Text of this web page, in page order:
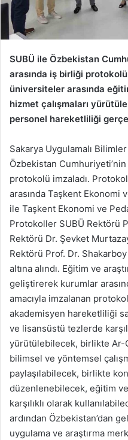
SUBÜ ile Özbekistan
arasında iş birliği
üniversiteler arasında
hizmet çalışmaları
personel hareketliliği
Sakarya Uygulamalı
Özbekistan
protokolü imzaladı.
arasında Taşkent Ekonomi
ile Taşkent Ekonomi ve
Protokoller SUBÜ Rektörü
Rektörü Dr. Şevket
Rektörü Prof. Dr.
altına alındı. Eğitim ve
geliştirerek kurumlar
amacıyla imzalanan
akademisyen hareketliliği
ve lisansüstü tezlerde
yürütülebilecek, birlikte Ar-
bilimsel ve yöntemsel
paylaşılabilecek, birlikte
düzenlenebilecek, eğitim
karşılıklı olarak
ardından Özbekistan’dan
uygulama ve araştırma